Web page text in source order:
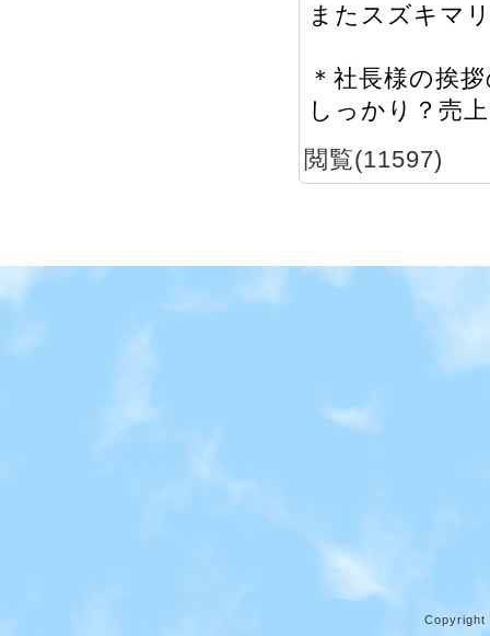
またスズキマ
＊社長様の挨
しっかり？売
閲覧(11597)